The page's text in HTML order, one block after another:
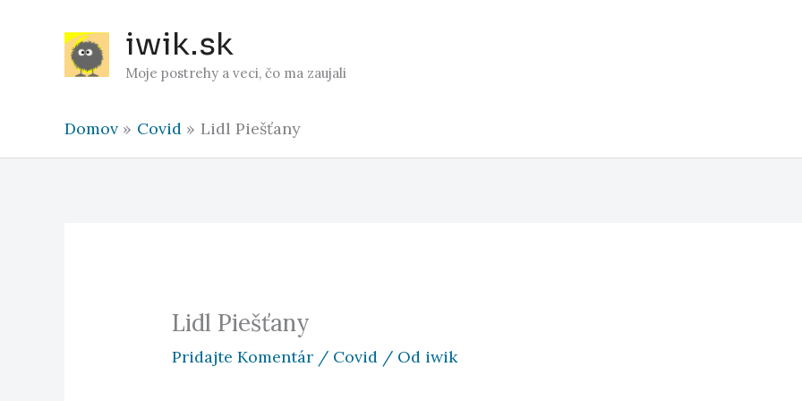
iwik.sk
Moje postrehy a veci, čo ma zaujali
Domov Covid Lidl Piešťany
Lidl Piešťany
Pridajte Komentár / Covid / Od iwik